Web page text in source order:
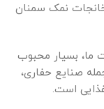
نمک سمنان
ما، بسیار محبوب
صنایع حفاری،
است.